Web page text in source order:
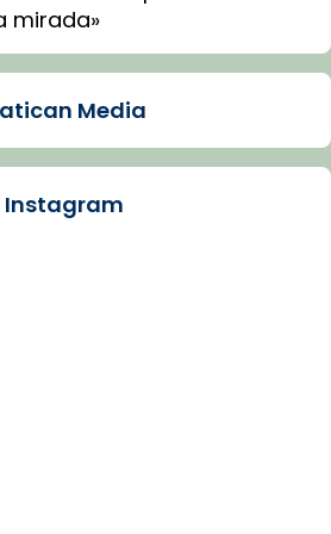
mirada»
bisbe de Tortosa, ha
Media
Instagram